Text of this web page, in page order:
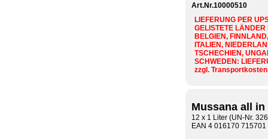
Art.Nr.10000510
LIEFERUNG PER
GELISTETE LÄNDER
BELGIEN,
ITALIEN,
TSCHECHIEN,
SCHWEDEN:
zzgl. Transportkosten
Mussana all
12 x 1 Liter (UN-Nr.
EAN 4 016170 715701